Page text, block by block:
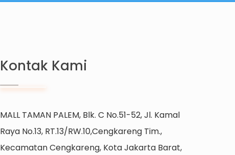
Kontak Kami
MALL TAMAN PALEM, Blk. C No.51-52, Jl. Kamal
Raya No.13, RT.13/RW.10,Cengkareng Tim.,
Kecamatan Cengkareng, Kota Jakarta Barat,